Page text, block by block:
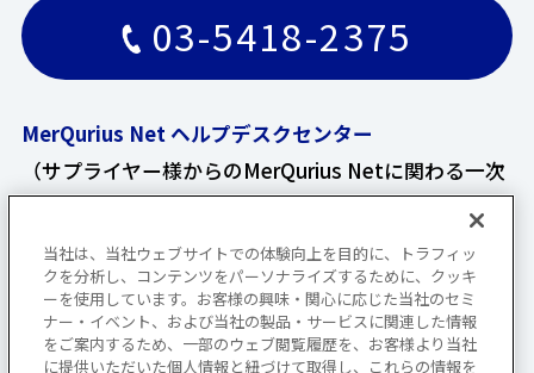
03-5418-2375
MerQurius Net ヘルプデスクセンター
（サプライヤー様からのMerQurius Netに関わる一次
受付時間 9時～17時 土曜・日曜・祝日、当社指定の
休業日を除く
0570-003-214
当社は、当社ウェブサイトでの体験向上を目的に、トラフィッ
クを分析し、コンテンツをパーソナライズするために、クッキ
ーを使用しています。お客様の興味・関心に応じた当社のセミ
ナー・イベント、および当社の製品・サービスに関連した情報
をご案内するため、一部のウェブ閲覧履歴を、お客様より当社
に提供いただいた個人情報と紐づけて取得し、これらの情報を